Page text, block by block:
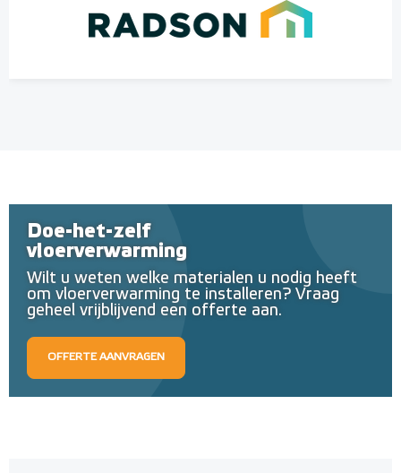
Doe-het-zelf
vloerverwarming
Wilt u weten welke materialen u nodig heeft
om vloerverwarming te installeren? Vraag
geheel vrijblijvend een offerte aan.
OFFERTE AANVRAGEN